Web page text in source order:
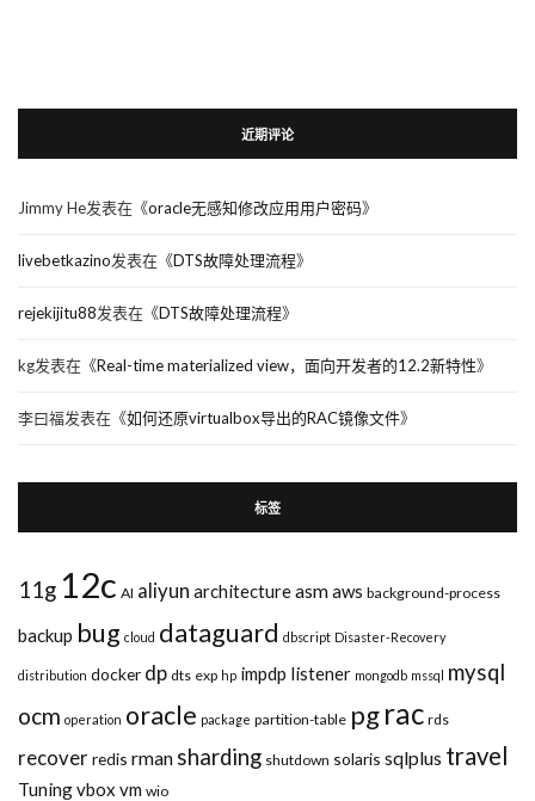
近期评论
Jimmy He发表在《oracle无感知修改应用用户密码》
livebetkazino发表在《DTS故障处理流程》
rejekijitu88发表在《DTS故障处理流程》
kg发表在《Real-time materialized view，面向开发者的12.2新特性》
李曰福发表在《如何还原virtualbox导出的RAC镜像文件》
标签
11g 12c AI aliyun architectureasmaws background-process
backup bug cloud dataguard dbscript Disaster-Recovery
distribution docker dp dts exp hp impdp listener mongodb mssql mysql
ocm operation oracle package partition-table pgrac rds
recover redis rman sharding shutdown solaris sqlplus travel
Tuningvbox vm wio